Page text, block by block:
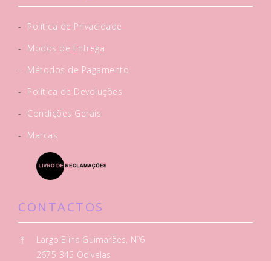
-
Política de Privacidade
-
Modos de Entrega
-
Métodos de Pagamento
-
Política de Devoluções
-
Condições Gerais
-
Marcas
CONTACTOS
Largo Elina Guimarães, Nº6
2675-345 Odivelas